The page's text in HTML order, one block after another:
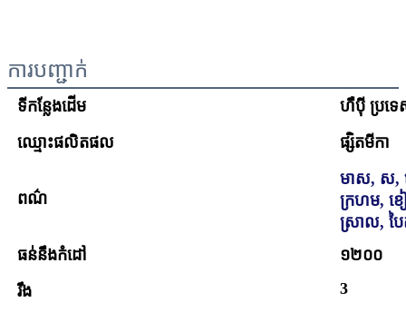
ការបញ្ជាក់
ទីកន្លែងដើម
ហឺប៉ី ប្រទ
ឈ្មោះផលិតផល
ផ្សិតមីកា
ពណ៌
មាស, ស,
ក្រហម, ខ
ស្រាល, ប
ធន់នឹងកំដៅ
១២០០
រឹង
3